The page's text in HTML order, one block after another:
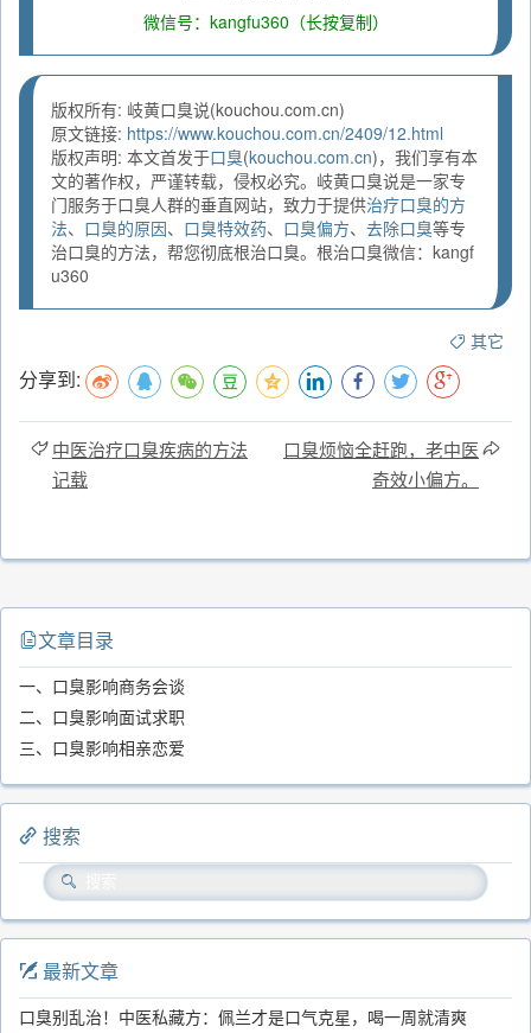
微信号：kangfu360（长按复制）
版权所有: 岐黄口臭说(kouchou.com.cn)
原文链接: https://www.kouchou.com.cn/2409/12.html
版权声明: 本文首发于口臭(kouchou.com.cn)，我们享有本
文的著作权，严谨转载，侵权必究。岐黄口臭说是一家专
门服务于口臭人群的垂直网站，致力于提供治疗口臭的方
法、 口臭的原因、 口臭特效药、 口臭偏方、 去除口臭等专
治口臭的方法，帮您彻底根治口臭。根治口臭微信：kangf
u360
其它
分享到:
中医治疗口臭疾病的方法
记载
口臭烦恼全赶跑，老中医
奇效小偏方。
文章目录
一、口臭影响商务会谈
二、口臭影响面试求职
三、口臭影响相亲恋爱
搜索
最新文章
口臭别乱治！中医私藏方：佩兰才是口气克星，喝一周就清爽